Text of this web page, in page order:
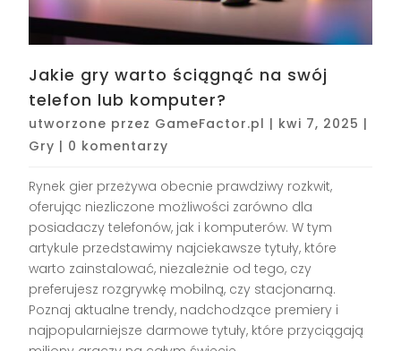
Jakie gry warto ściągnąć na swój
telefon lub komputer?
utworzone przez GameFactor.pl | kwi 7, 2025 |
Gry | 0 komentarzy
Rynek gier przeżywa obecnie prawdziwy rozkwit,
oferując niezliczone możliwości zarówno dla
posiadaczy telefonów, jak i komputerów. W tym
artykule przedstawimy najciekawsze tytuły, które
warto zainstalować, niezależnie od tego, czy
preferujesz rozgrywkę mobilną, czy stacjonarną.
Poznaj aktualne trendy, nadchodzące premiery i
najpopularniejsze darmowe tytuły, które przyciągają